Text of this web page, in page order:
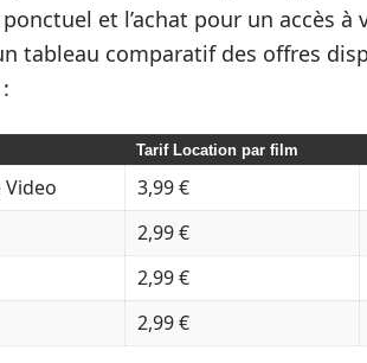
et l’achat pour un accès
tableau comparatif des offres
Tarif Location par film
3,99 €
2,99 €
2,99 €
2,99 €